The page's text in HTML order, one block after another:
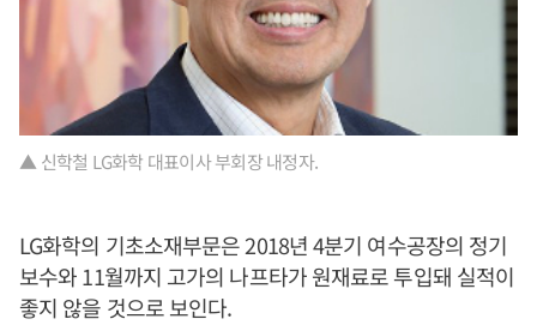
▲ 신학철 LG화학 대표이사 부회장 내정자.
LG화학의 기초소재부문은 2018년 4분기 여수공장의 정기
보수와 11월까지 고가의 나프타가 원재료로 투입돼 실적이
좋지 않을 것으로 보인다.